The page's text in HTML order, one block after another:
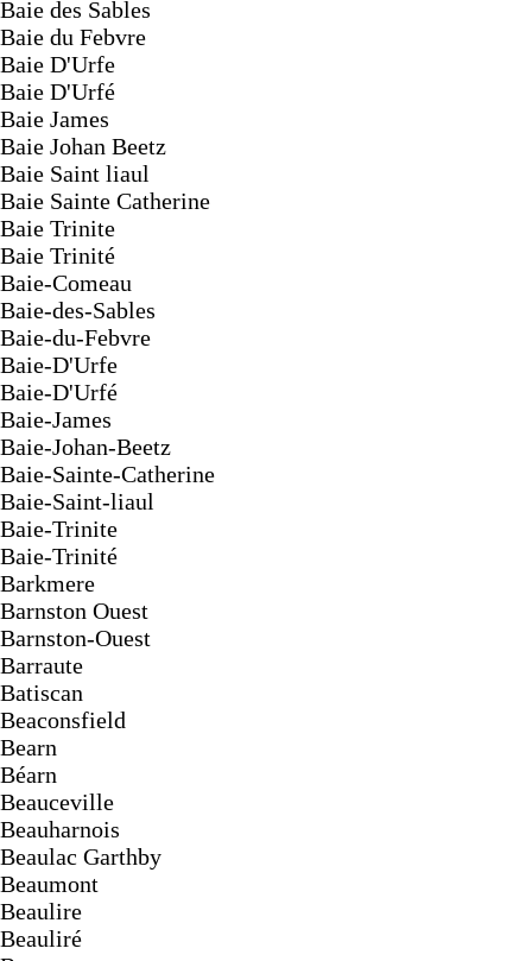
Baie des Sables
Baie du Febvre
Baie D'Urfe
Baie D'Urfé
Baie James
Baie Johan Beetz
Baie Saint liaul
Baie Sainte Catherine
Baie Trinite
Baie Trinité
Baie-Comeau
Baie-des-Sables
Baie-du-Febvre
Baie-D'Urfe
Baie-D'Urfé
Baie-James
Baie-Johan-Beetz
Baie-Sainte-Catherine
Baie-Saint-liaul
Baie-Trinite
Baie-Trinité
Barkmere
Barnston Ouest
Barnston-Ouest
Barraute
Batiscan
Beaconsfield
Bearn
Béarn
Beauceville
Beauharnois
Beaulac Garthby
Beaumont
Beaulire
Beauliré